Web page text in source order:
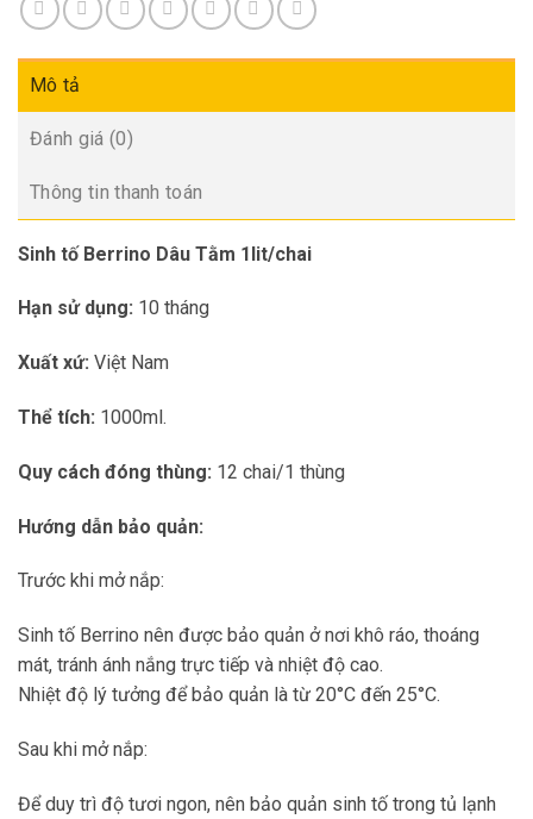
Mô tả
Đánh giá (0)
Thông tin thanh toán
Sinh tố Berrino Dâu Tằm 1lit/chai
Hạn sử dụng: 10 tháng
Xuất xứ: Việt Nam
Thể tích: 1000ml.
Quy cách đóng thùng: 12 chai/1 thùng
Hướng dẫn bảo quản:
Trước khi mở nắp:
Sinh tố Berrino nên được bảo quản ở nơi khô ráo, thoáng
mát, tránh ánh nắng trực tiếp và nhiệt độ cao.
Nhiệt độ lý tưởng để bảo quản là từ 20°C đến 25°C.
Sau khi mở nắp:
Để duy trì độ tươi ngon, nên bảo quản sinh tố trong tủ lạnh